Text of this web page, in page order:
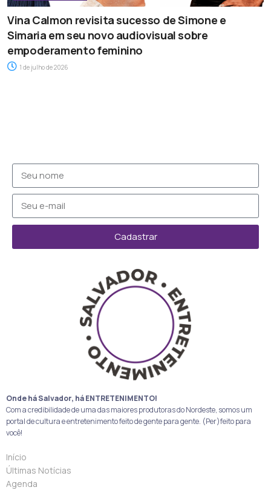
Vina Calmon revisita sucesso de Simone e
Simaria em seu novo audiovisual sobre
empoderamento feminino
1 de julho de 2026
Cadastrar
Onde há Salvador, há ENTRETENIMENTO!
Com a credibilidade de uma das maiores produtoras do Nordeste, somos um
portal de cultura e entretenimento feito de gente para gente. (Per)feito para
você!
Início
Últimas Notícias
Agenda